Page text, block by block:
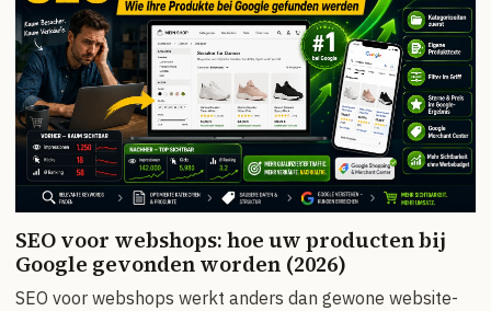
SEO voor webshops: hoe uw producten bij
Google gevonden worden (2026)
SEO voor webshops werkt anders dan gewone website-